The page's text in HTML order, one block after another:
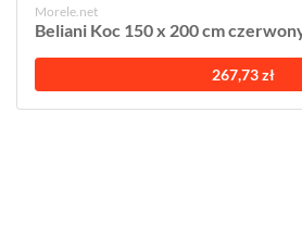
Morele.net
Beliani Koc 150 x 200 cm
267,73 zł